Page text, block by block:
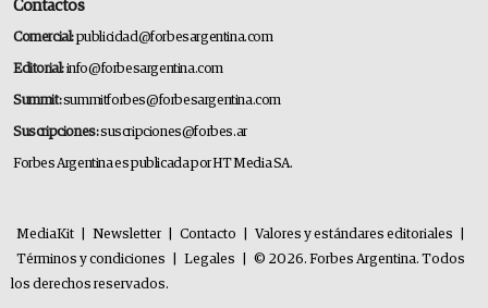
Contactos
Comercial:publicidad@forbesargentina.com
Editorial:info@forbesargentina.com
Summit:summitforbes@forbesargentina.com
Suscripciones:suscripciones@forbes.ar
Forbes Argentina es publicada por HT Media SA.
MediaKit Newsletter Contacto Valores y estándares editoriales
Términos y condiciones
Legales
© 2026. Forbes Argentina. Todos
los derechos reservados.